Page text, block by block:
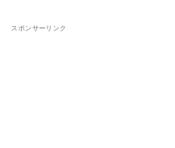
スポンサーリンク